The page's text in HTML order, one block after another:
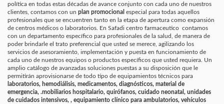
política en todas estas décadas de avance conjunto con cada uno de nuestros
clientes, contamos con un plan promocional especial para todas aquellos
profesionales que se encuentren tanto en la etapa de apertura como expansión
de centros médicos o laboratorios. En Safadi centro farmaceutico contamos
con un departamento específico para profesionales de la salud, de manera de
poder brindarle el trato preferencial que usted se merece, agilizando los
servicios de asesoramiento, implementación y puesta en funcionamiento de
cada uno de nuestros equipos o productos específicos que usted requiera. Un
amplio catálogo de avanzadas soluciones puestas a su disposición que le
permitirán aprovisionarse de todo tipo de equipamientos técnicos para
laboratorios, hemodiálisis, medicamentos, diagnósticos, material de
emergencia, .mobiliarios hospitalario, quirófanos, cuidado neonatal, unidades
de cuidados intensivos, , equipamiento clínico para ambulatorios, vehículos